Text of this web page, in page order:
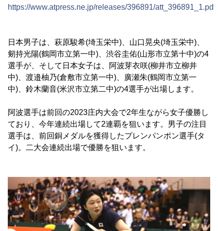
https://www.atpress.ne.jp/releases/396891/att_396891_1.pdf
日本男子は、萩原駿希(埼玉栄中)、山口晃央(埼玉栄中)、
剱持光陽(鶴岡市立第一中)、渋谷圭佑(山形市立第十中)の4
選手が、そして日本女子は、阿波芽衣咲(柳井市立柳井
中)、渡邉柚乃(倉敷市立第一中)、廣瀬朱(鶴岡市立第一
中)、鈴木蘭音(米沢市立第二中)の4選手が出場します。
阿波選手は前回の2023庄内大会で2年生ながら女子優勝し
ており、今年連続出場して2連覇を狙います。男子の注目
選手は、前回銅メダルを獲得したプレンパンポン選手(タ
イ)。二大会連続出場で優勝を狙います。